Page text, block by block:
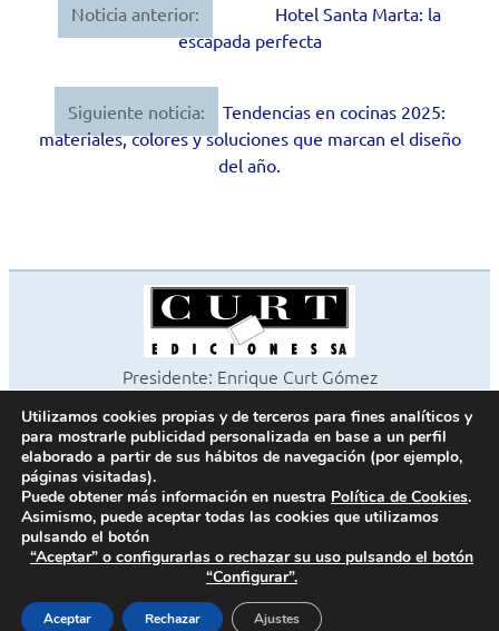
Navegación
entradas
Noticia anterior:
Hotel Santa Marta: la
escapada perfecta
Siguiente noticia:
Tendencias en cocinas 2025:
materiales, colores y soluciones que marcan el diseño
del año.
Presidente: Enrique Curt Gómez
©2026 Revista Cocinas y Baños
Todos los derechos reservados
Paseo de Gracia, 63. 1º 2ª. 08008 Barcelona -
Fax 933 183 505
Política de cookies
Política de privacidad
Utilizamos cookies propias y de terceros para fines analíticos y
para mostrarle publicidad personalizada en base a un perfil
elaborado a partir de sus hábitos de navegación (por ejemplo,
páginas visitadas).
Puede obtener más información en nuestra Política de Cookies.
Asimismo, puede aceptar todas las cookies que utilizamos
pulsando el botón
“Aceptar” o configurarlas o rechazar su uso pulsando el botón
“Configurar”.
Aceptar Rechazar Ajustes